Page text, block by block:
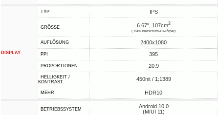
DISPLAY
TYP IPS
GRÖSSE 6.67", 107cm2
(~84% bildschirm-zu-körper)
AUFLÖSUNG 2400x1080
PPI 395
PROPORTIONEN 20:9
HELLIGKEIT /
KONTRAST
450nit / 1:1389
MEHR HDR10
BETRIEBSSYSTEM
Android 10.0
(MIUI 11)